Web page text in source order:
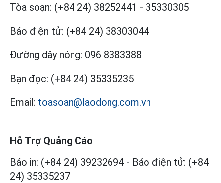
Tòa soạn: (+84 24) 38252441 - 35330305
Báo điện tử: (+84 24) 38303044
Đường dây nóng: 096 8383388
Bạn đọc: (+84 24) 35335235
Email: toasoan@laodong.com.vn
Hỗ Trợ Quảng Cáo
Báo in: (+84 24) 39232694 - Báo điện tử: (+84
24) 35335237